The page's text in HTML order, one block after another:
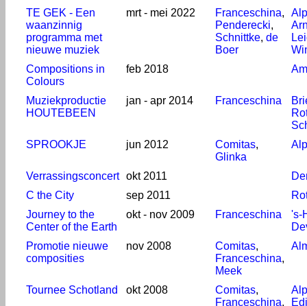
TE GEK - Een
waanzinnig
programma met
nieuwe muziek
mrt - mei 2022 Franceschina,
Penderecki,
Schnittke, de
Boer
Compositions in
Colours
feb 2018
Muziekproductie
HOUTEBEEN
jan - apr 2014 Franceschina
SPROOKJE
jun 2012 Comitas,
Glinka
Verrassingsconcert okt 2011
C the City
sep 2011
Journey to the
Center of the Earth
okt - nov 2009 Franceschina
's-
Promotie nieuwe
composities
nov 2008 Comitas,
Franceschina,
Meek
Tournee Schotland okt 2008 Comitas,
Franceschina,